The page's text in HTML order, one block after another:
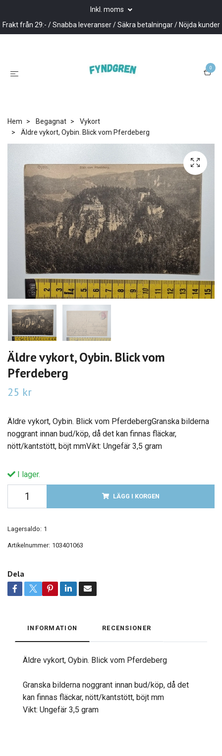
Inkl. moms
Frakt från 29:- / Snabba leveranser / Säkra betalningar / Nöjda kunder
0
Hem Begagnat
Vykort
Äldre vykort, Oybin. Blick vom Pferdeberg
Äldre vykort, Oybin. Blick vom
Pferdeberg
25 kr
Äldre vykort, Oybin. Blick vom PferdebergGranska bilderna
noggrant innan bud/köp, då det kan finnas fläckar,
nött/kantstött, böjt mmVikt: Ungefär 3,5 gram
I lager.
LÄGG I KORGEN
Lagersaldo: 1
Artikelnummer: 103401063
Dela
INFORMATION RECENSIONER
Äldre vykort, Oybin. Blick vom Pferdeberg
Granska bilderna noggrant innan bud/köp, då det
kan finnas fläckar, nött/kantstött, böjt mm
Vikt: Ungefär 3,5 gram